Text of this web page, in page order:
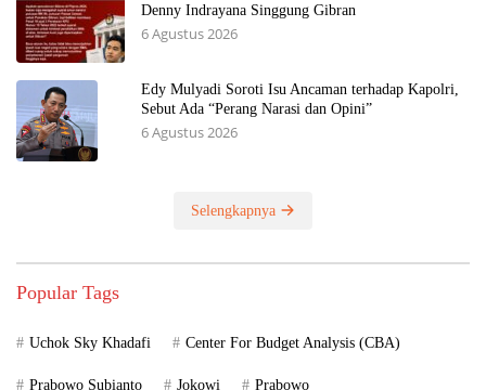
Denny Indrayana Singgung Gibran
6 Agustus 2026
Edy Mulyadi Soroti Isu Ancaman terhadap Kapolri,
Sebut Ada “Perang Narasi dan Opini”
6 Agustus 2026
Selengkapnya
Popular Tags
Uchok Sky Khadafi Center For Budget Analysis (CBA)
Prabowo Subianto Jokowi Prabowo